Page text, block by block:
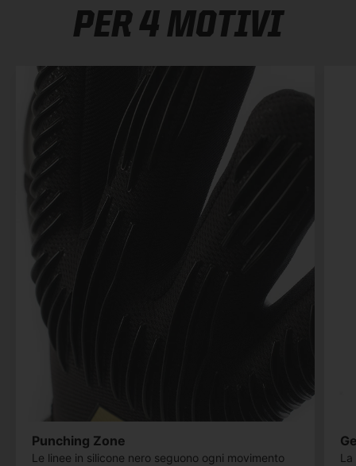
PER 4 MOTIVI
Punching Zone
Le linee in silicone nero seguono ogni movimento